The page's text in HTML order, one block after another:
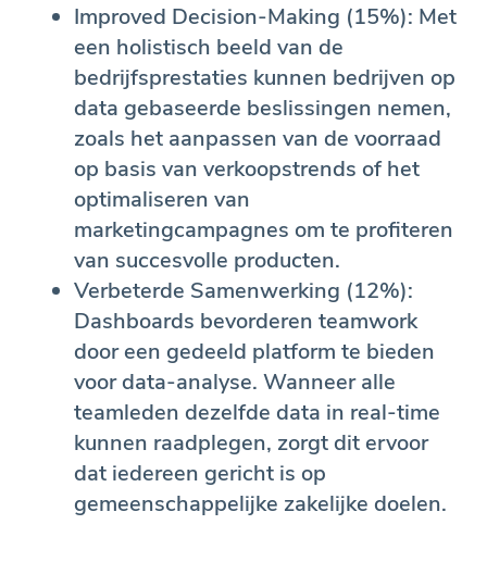
Improved Decision-Making (15%): Met
een holistisch beeld van de
bedrijfsprestaties kunnen bedrijven op
data gebaseerde beslissingen nemen,
zoals het aanpassen van de voorraad
op basis van verkoopstrends of het
optimaliseren van
marketingcampagnes om te profiteren
van succesvolle producten.
Verbeterde Samenwerking (12%):
Dashboards bevorderen teamwork
door een gedeeld platform te bieden
voor data-analyse. Wanneer alle
teamleden dezelfde data in real-time
kunnen raadplegen, zorgt dit ervoor
dat iedereen gericht is op
gemeenschappelijke zakelijke doelen.